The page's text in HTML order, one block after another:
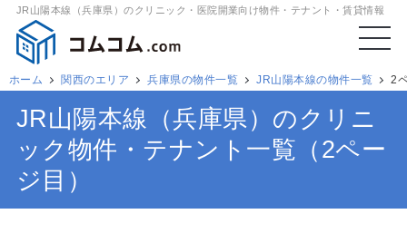
JR山陽本線（兵庫県）のクリニック・医院開業向け物件・テナント・賃貸情報
ホーム 関西のエリア 兵庫県の物件一覧 JR山陽本線の物件一覧 2
JR山陽本線（兵庫県）のクリニ
ック物件・テナント一覧（2ペー
ジ目）